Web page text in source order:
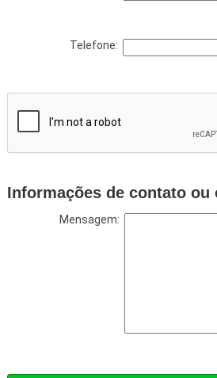
Telefone:
Informações de contato ou
Mensagem: